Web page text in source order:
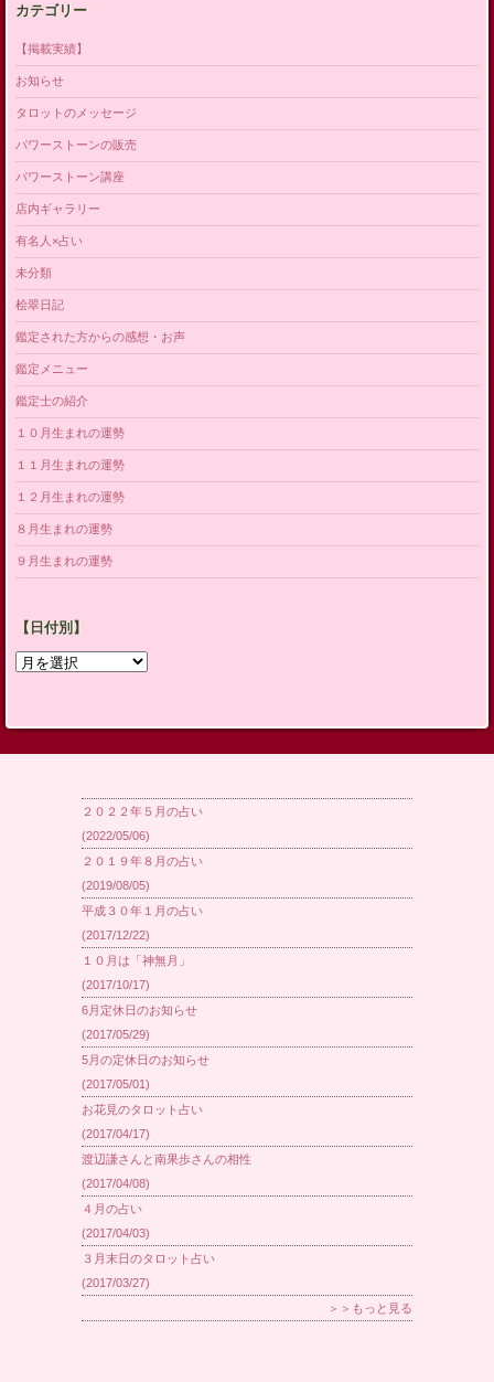
カテゴリー
【掲載実績】
お知らせ
タロットのメッセージ
パワーストーンの販売
パワーストーン講座
店内ギャラリー
有名人×占い
未分類
桧翠日記
鑑定された方からの感想・お声
鑑定メニュー
鑑定士の紹介
１０月生まれの運勢
１１月生まれの運勢
１２月生まれの運勢
８月生まれの運勢
９月生まれの運勢
【日付別】
【日
２０２２年５月の占い
(2022/05/06)
２０１９年８月の占い
(2019/08/05)
平成３０年１月の占い
(2017/12/22)
１０月は「神無月」
(2017/10/17)
6月定休日のお知らせ
(2017/05/29)
5月の定休日のお知らせ
(2017/05/01)
お花見のタロット占い
(2017/04/17)
渡辺謙さんと南果歩さんの相性
(2017/04/08)
４月の占い
(2017/04/03)
３月末日のタロット占い
(2017/03/27)
＞＞もっと見る